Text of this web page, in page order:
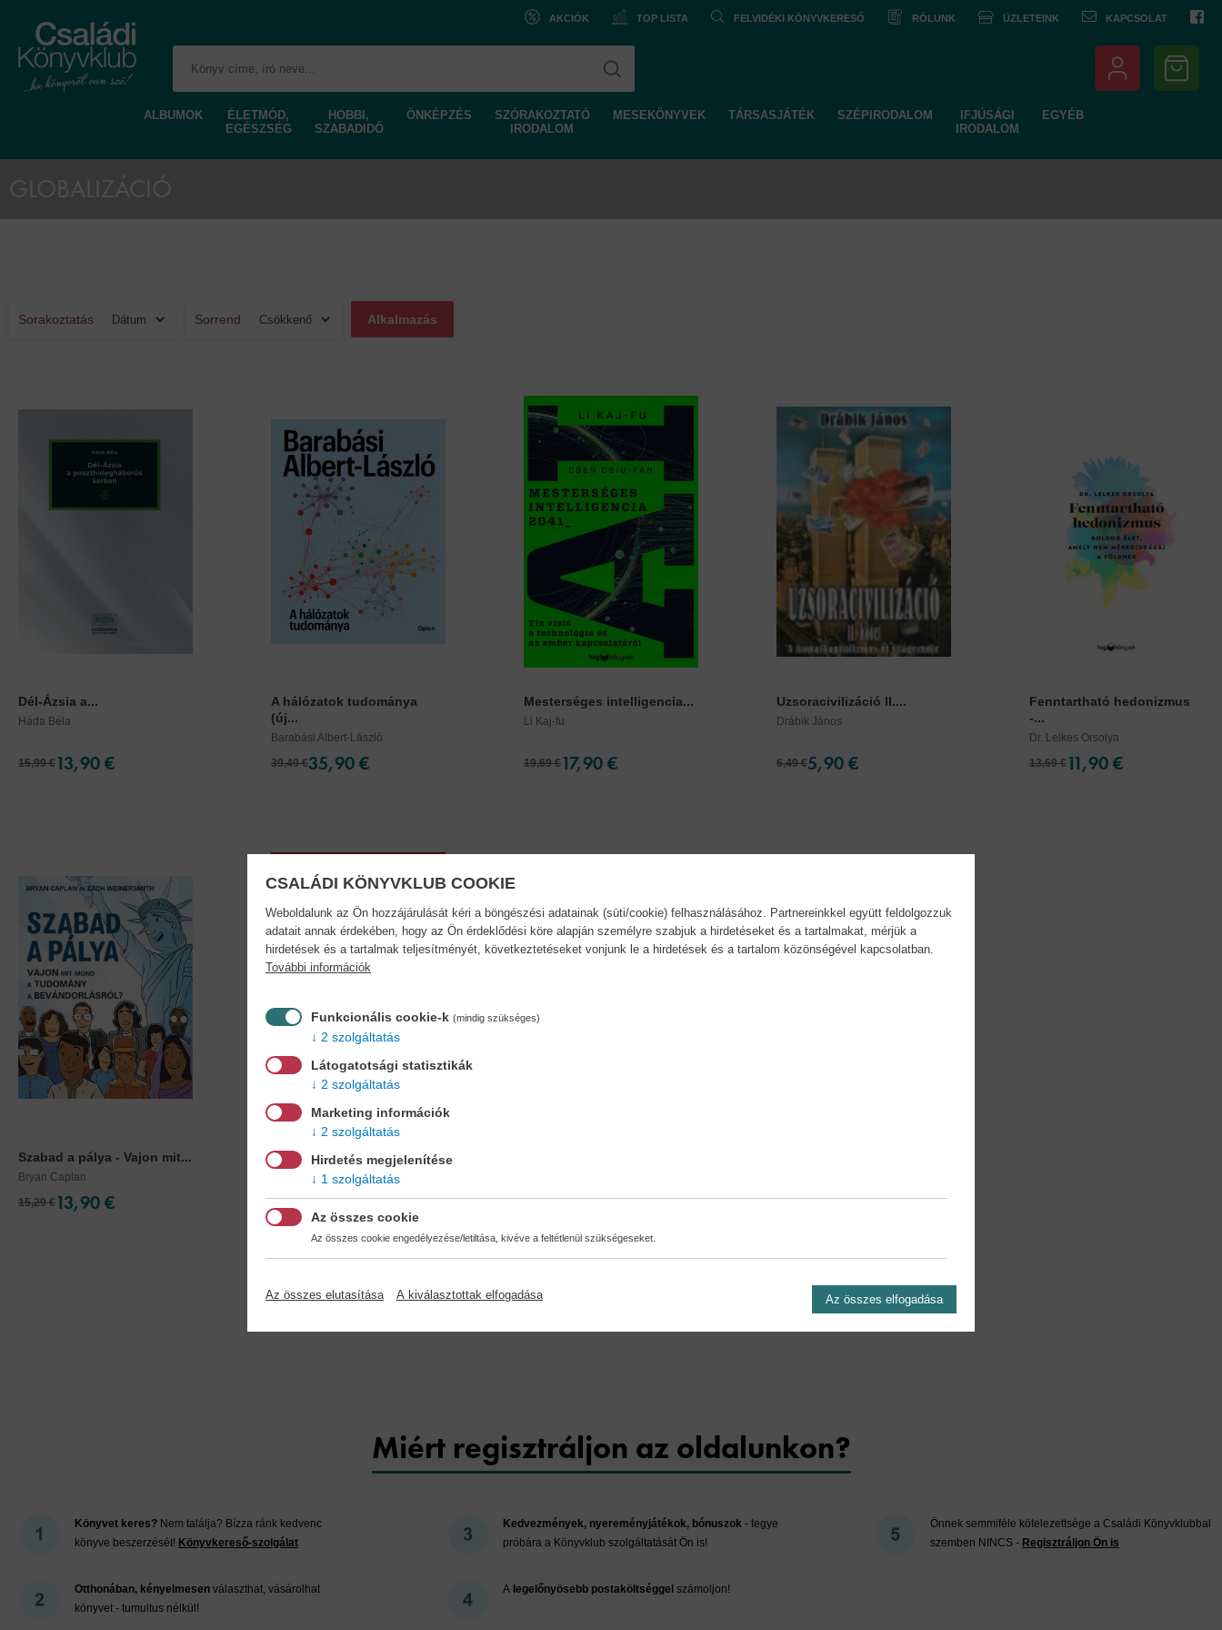
AKCIÓK TOP LISTA FELVIDÉKI KÖNYVKERESŐ RÓLUNK ÜZLETEINK KAPCSOLAT
ALBUMOK
ÉLETMÓD,
EGÉSZSÉG
HOBBI,
SZABADIDŐ
ÖNKÉPZÉS
SZÓRAKOZTATÓ
IRODALOM
MESEKÖNYVEK TÁRSASJÁTÉK SZÉPIRODALOM
IFJÚSÁGI
IRODALOM
EGYÉB
Sorakoztatás Sorrend
Dél-Ázsia a...
Háda Béla
15,99 €13,90 €
A hálózatok tudománya
(új...
Barabási Albert-László
39,49 €35,90 €
Mesterséges intelligencia...
Li Kaj-fu
19,69 €17,90 €
Uzsoracivilizáció II....
Drábik János
6,49 €5,90 €
Fenntartható hedonizmus
-...
Dr. Lelkes Orsolya
13,69 €11,90 €
Szabad a pálya - Vajon mit...
Bryan Caplan
15,29 €13,90 €
Globális öngyilkosság -...
Jonathan Safran Foer
11,39 €9,90 €
Miért regisztráljon az oldalunkon?
Könyvet keres? Nem találja? Bízza ránk kedvenc
könyve beszerzését! Könyvkereső-szolgálat
Otthonában, kényelmesen választhat, vásárolhat
könyvet - tumultus nélkül!
Kedvezmények, nyereményjátékok, bónuszok- tegye
próbára a Könyvklub szolgáltatását Ön is!
A legelőnyösebb postaköltséggel számoljon!
Önnek semmiféle kötelezettsége a Családi Könyvklubbal
szemben NINCS - Regisztráljon Ön is
CSALÁDI KÖNYVKLUB COOKIE
Weboldalunk az Ön hozzájárulását kéri a böngészési adatainak (süti/cookie) felhasználásához. Partnereinkkel együtt feldolgozzuk
adatait annak érdekében, hogy az Ön érdeklődési köre alapján személyre szabjuk a hirdetéseket és a tartalmakat, mérjük a
hirdetések és a tartalmak teljesítményét, következtetéseket vonjunk le a hirdetések és a tartalom közönségével kapcsolatban.
További információk
Funkcionális cookie-k (mindig szükséges)
2 szolgáltatás
Látogatotsági statisztikák
2 szolgáltatás
Marketing információk
2 szolgáltatás
Hirdetés megjelenítése
1 szolgáltatás
Az összes cookie
Az összes cookie engedélyezése/letiltása, kivéve a feltétlenül szükségeseket.
Az összes elutasítása A kiválasztottak elfogadása Az összes elfogadása